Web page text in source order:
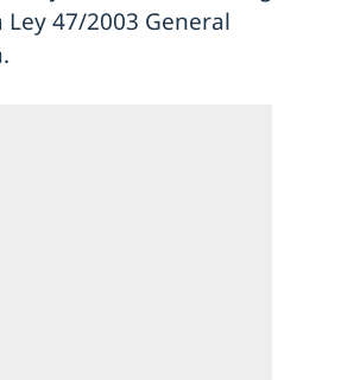
47/2003 General